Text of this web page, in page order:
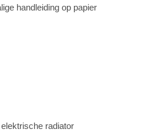
handleiding op papier
radiator